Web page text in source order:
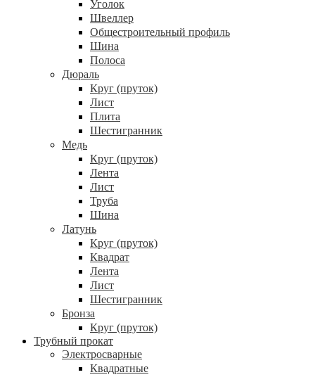
Уголок
Швеллер
Общестроительный профиль
Шина
Полоса
Дюраль
Круг (пруток)
Лист
Плита
Шестигранник
Медь
Круг (пруток)
Лента
Лист
Труба
Шина
Латунь
Круг (пруток)
Квадрат
Лента
Лист
Шестигранник
Бронза
Круг (пруток)
Трубный прокат
Электросварные
Квадратные